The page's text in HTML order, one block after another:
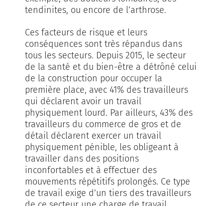
tendinites, ou encore de l’arthrose.
Ces facteurs de risque et leurs
conséquences sont très répandus dans
tous les secteurs. Depuis 2015, le secteur
de la santé et du bien-être a détrôné celui
de la construction pour occuper la
première place, avec 41% des travailleurs
qui déclarent avoir un travail
physiquement lourd. Par ailleurs, 43% des
travailleurs du commerce de gros et de
détail déclarent exercer un travail
physiquement pénible, les obligeant à
travailler dans des positions
inconfortables et à effectuer des
mouvements répétitifs prolongés. Ce type
de travail exige d’un tiers des travailleurs